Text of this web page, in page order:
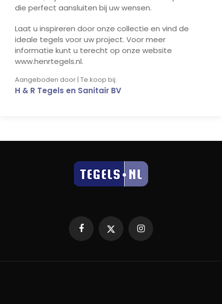
die perfect aansluiten bij uw wensen.
Laat u inspireren door onze collectie en vind de
ideale tegels voor uw project. Voor meer
informatie kunt u terecht op onze website
www.henrtegels.nl.
Aangeboden door | Te koop bij:
H & R Tegels en Sanitair BV
Facebook Instagram